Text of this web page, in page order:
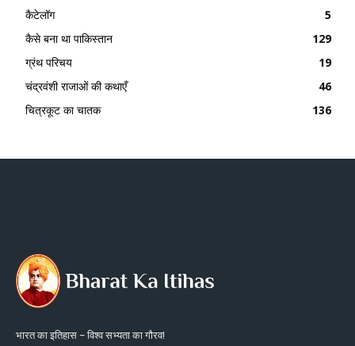
कैटेलॉग
5
कैसे बना था पाकिस्तान
129
ग्रंथ परिचय
19
चंद्रवंशी राजाओं की कथाएँ
46
चित्रकूट का चातक
136
भारत का इतिहास – विश्व सभ्यता का गौरव!